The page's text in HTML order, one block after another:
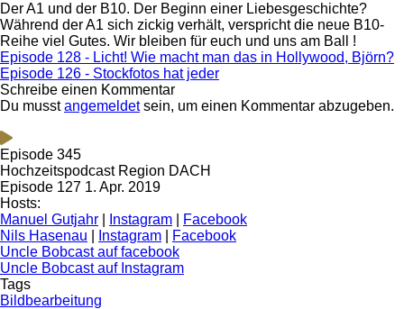
Der A1 und der B10. Der Beginn einer Liebesgeschichte?
Während der A1 sich zickig verhält, verspricht die neue B10-
Reihe viel Gutes. Wir bleiben für euch und uns am Ball !
Episode 128 - Licht! Wie macht man das in Hollywood, Björn?
Episode 126 - Stockfotos hat jeder
Schreibe einen Kommentar
Du musstangemeldetsein, um einen Kommentar abzugeben.
Episode 345
Hochzeitspodcast Region DACH
Episode 127 1. Apr. 2019
Hosts:
Manuel Gutjahr
Instagram
Facebook
Nils Hasenau
Instagram
Facebook
Uncle Bobcast auf facebook
Uncle Bobcast auf Instagram
Tags
Bildbearbeitung